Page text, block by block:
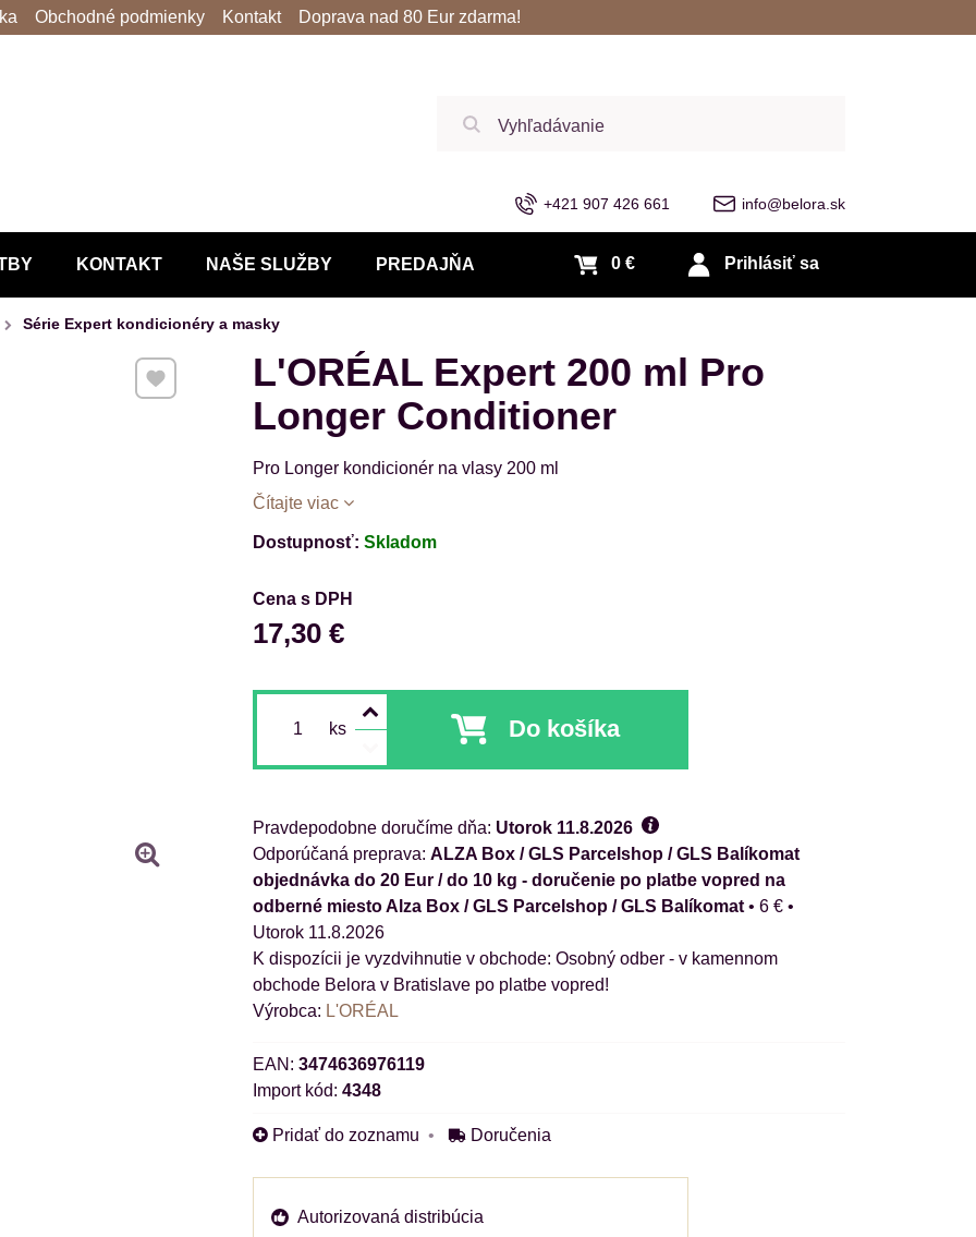
KONTAKT NAŠE SLUŽBY PREDAJŇA
+421 907 426 661 info@belora.sk
Prihlásiť sa
0 €
Obchodné podmienky Kontakt Doprava nad 80 Eur zdarma!
Série Expert kondicionéry a masky
L'ORÉAL Expert 200 ml Pro
Longer Conditioner
Pro Longer kondicionér na vlasy 200 ml
Čítajte viac
Pridať k Obľúbeným
Dostupnosť: Skladom
Cena s DPH
17,30 €
ks Do košíka
Pravdepodobne doručíme dňa: Utorok11.8.2026
ALZA Box / GLS Parcelshop / GLS Balíkomat
objednávka do 20 Eur / do 10 kg - doručenie po platbe vopred na
odberné miesto Alza Box / GLS Parcelshop / GLS Balíkomat• 6 € •
Utorok11.8.2026
Osobný odber - v kamennom
obchode Belora v Bratislave po platbe vopred!
Výrobca: L'ORÉAL
EAN: 3474636976119
Import kód: 4348
Pridať do zoznamu Doručenia
Autorizovaná distribúcia